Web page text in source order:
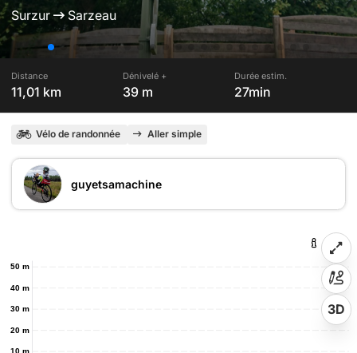
Surzur Sarzeau
Distance
11,01 km
Dénivelé +
39 m
Durée estim.
27min
Vélo de randonnée Aller simple
guyetsamachine
10 m
20 m
30 m
40 m
50 m
3D